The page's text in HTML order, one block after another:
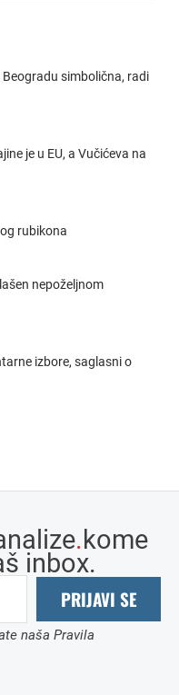
Beogradu simbolična, radi
je u EU, a Vučićeva na
rubikona
nepoželjnom
izbore, saglasni o
.kome
inbox.
PRIJAVI SE
naša Pravila